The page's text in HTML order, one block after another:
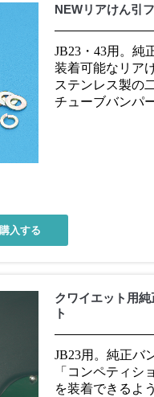
NEWリアけん引
JB23・43用。純
装着可能なリア
ステンレス製の
チューブバンパ
クワイエット用
ト
JB23用。純正バ
「コンペティ
を装着できるよ